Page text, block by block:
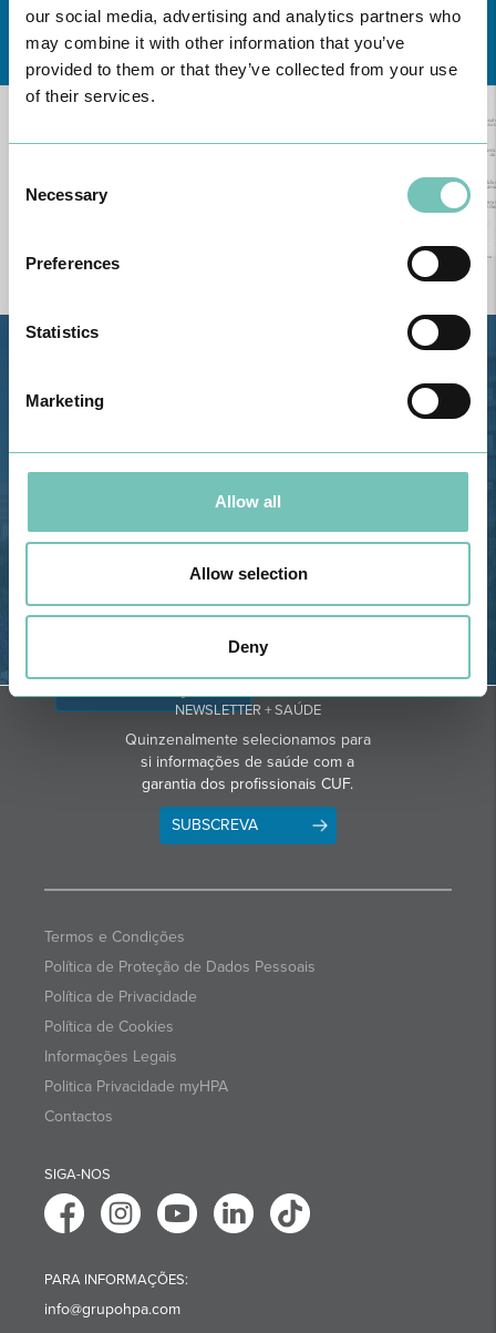
our social media, advertising and analytics partners who
may combine it with other information that you’ve
provided to them or that they’ve collected from your use
of their services.
Selection
Necessary
Preferences
Statistics
Marketing
Allow all
Allow selection
Deny
Conheça todas as Unidades de saúde CUF aqui
Bota, 8500-322 Alvor - Portimão
Telefone: 282 420 400
Email: info@grupohpa.com
NEWSLETTER + SAÚDE
Quinzenalmente selecionamos para
si informações de saúde com a
garantia dos profissionais CUF.
SUBSCREVA
Termos e Condições
Política de Proteção de Dados Pessoais
Política de Privacidade
Política de Cookies
Informações Legais
Politica Privacidade myHPA
Contactos
SIGA-NOS
PARA INFORMAÇÕES:
info@grupohpa.com